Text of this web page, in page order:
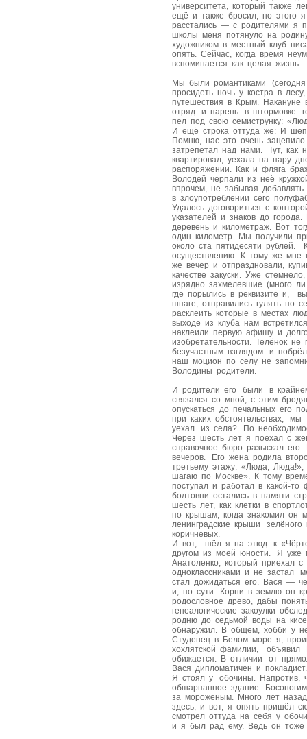
университета, который также
ещё и также бросил, но этого
расстались — с родителями я
школы меня потянуло на
художником в местный клуб
опять. Сейчас, когда время
вспоминается как целая жизнь.
Мы были романтиками
просидеть ночь у костра в
путешествия в Крым. Накануне
отряд и парень в штормовке
пел под свою семиструнку:
И ещё строка оттуда же: И
Помню, нас это очень
затрепетал над нами. Тут, как
квартировал, уехала на пару
распоряжении. Как и фляга
Володей черпали из неё
впрочем, не забывая
в злоупотреблении сего
Удалось договориться с
указателей и знаков до
деревень и километраж. Вот
один километр. Мы получили
около ста пятидесяти рублей.
осуществлению. К тому же мне
же вечер и отпраздновали,
качестве закуски. Уже
изрядно захмелевшие (много
где порылись в реквизите и,
шпаге, отправились гулять по
расклеить которые в местах
выходе из клуба нам
наклеили первую афишу и
изобретательности. Телёнок
безучастным взглядом и
наш моцион по селу не
Володины родители.
И родители его были в
связался со мной, с этим
опускаться до печальных его
при каких обстоятельствах,
уехал из села? По
Через шесть лет я поехал с
справочное бюро разыскал
вечеров. Его жена родила
третьему этажу: «Люда,
шагаю по Москве». К тому
поступал и работал в какой-
болтовни остались в памяти
шесть лет, как клетки в
по крышам, когда знакомил он
ленинградские крыши зелёного
коричневых.
И вот, шёл я на этюд к
другом из моей юности. Я уже
Анатоленко, который приехал
одноклассниками и не
стал дожидаться его. Вася —
и, по сути. Корни в землю он
родословное древо, дабы
генеалогические закоулки
родню до седьмой воды на
обнаружил. В общем, хобби у
Студенец в Белом море я,
хохлятской фамилии,
обижается. В отличии от
Вася дипломатичен и покладист.
Я стоял у обочины. Напротив,
обшарпанное здание.
за мороженым. Много лет
здесь, и вот, я опять пришёл
смотрел оттуда на себя у
и я был рад ему. Ведь он тоже